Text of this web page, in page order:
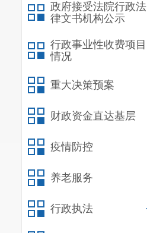
政府接受法院行政法
律文书机构公示
行政事业性收费项目
情况
重大决策预案
财政资金直达基层
疫情防控
养老服务
行政执法